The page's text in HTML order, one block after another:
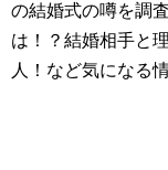
の結婚式の噂を調
は！？結婚相手と
人！など気になる